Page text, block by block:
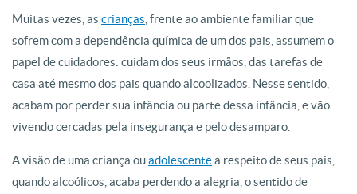
Muitas vezes, as crianças , frente ao ambiente familiar que
sofrem com a dependência química de um dos pais, assumem o
papel de cuidadores: cuidam dos seus irmãos, das tarefas de
casa até mesmo dos pais quando alcoolizados. Nesse sentido,
acabam por perder sua infância ou parte dessa infância, e vão
vivendo cercadas pela insegurança e pelo desamparo.
A visão de uma criança ouadolescentea respeito de seus pais,
quando alcoólicos, acaba perdendo a alegria, o sentido de